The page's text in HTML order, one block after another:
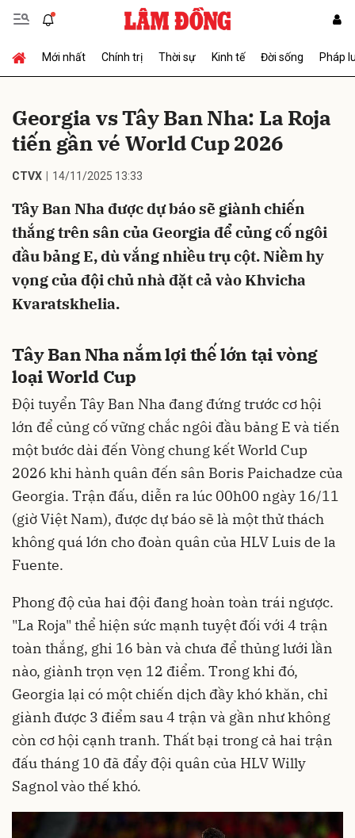
Mới nhất Chính trị Thời sự Kinh tế Đời sống Pháp
Georgia vs Tây Ban Nha: La Roja
tiến gần vé World Cup 2026
CTVX 14/11/2025 13:33
Tây Ban Nha được dự báo sẽ giành chiến
thắng trên sân của Georgia để củng cố ngôi
đầu bảng E, dù vắng nhiều trụ cột. Niềm hy
vọng của đội chủ nhà đặt cả vào Khvicha
Kvaratskhelia.
Tây Ban Nha nắm lợi thế lớn tại vòng
loại World Cup
Đội tuyển Tây Ban Nha đang đứng trước cơ hội
lớn để củng cố vững chắc ngôi đầu bảng E và tiến
một bước dài đến Vòng chung kết World Cup
2026 khi hành quân đến sân Boris Paichadze của
Georgia. Trận đấu, diễn ra lúc 00h00 ngày 16/11
(giờ Việt Nam), được dự báo sẽ là một thử thách
không quá lớn cho đoàn quân của HLV Luis de la
Fuente.
Phong độ của hai đội đang hoàn toàn trái ngược.
"La Roja" thể hiện sức mạnh tuyệt đối với 4 trận
toàn thắng, ghi 16 bàn và chưa để thủng lưới lần
nào, giành trọn vẹn 12 điểm. Trong khi đó,
Georgia lại có một chiến dịch đầy khó khăn, chỉ
giành được 3 điểm sau 4 trận và gần như không
còn cơ hội cạnh tranh. Thất bại trong cả hai trận
đấu tháng 10 đã đẩy đội quân của HLV Willy
Sagnol vào thế khó.
Gửi bình luận
Hủy Gửi